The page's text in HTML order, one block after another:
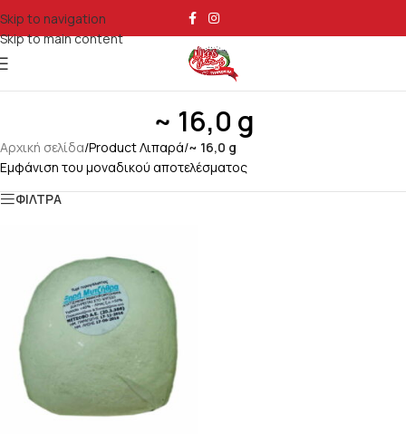
Skip to navigation
Skip to main content
~ 16,0 g
Αρχική σελίδα/Product Λιπαρά/~ 16,0 g
Εμφάνιση του μοναδικού αποτελέσματος
ΦΙΛΤΡΑ